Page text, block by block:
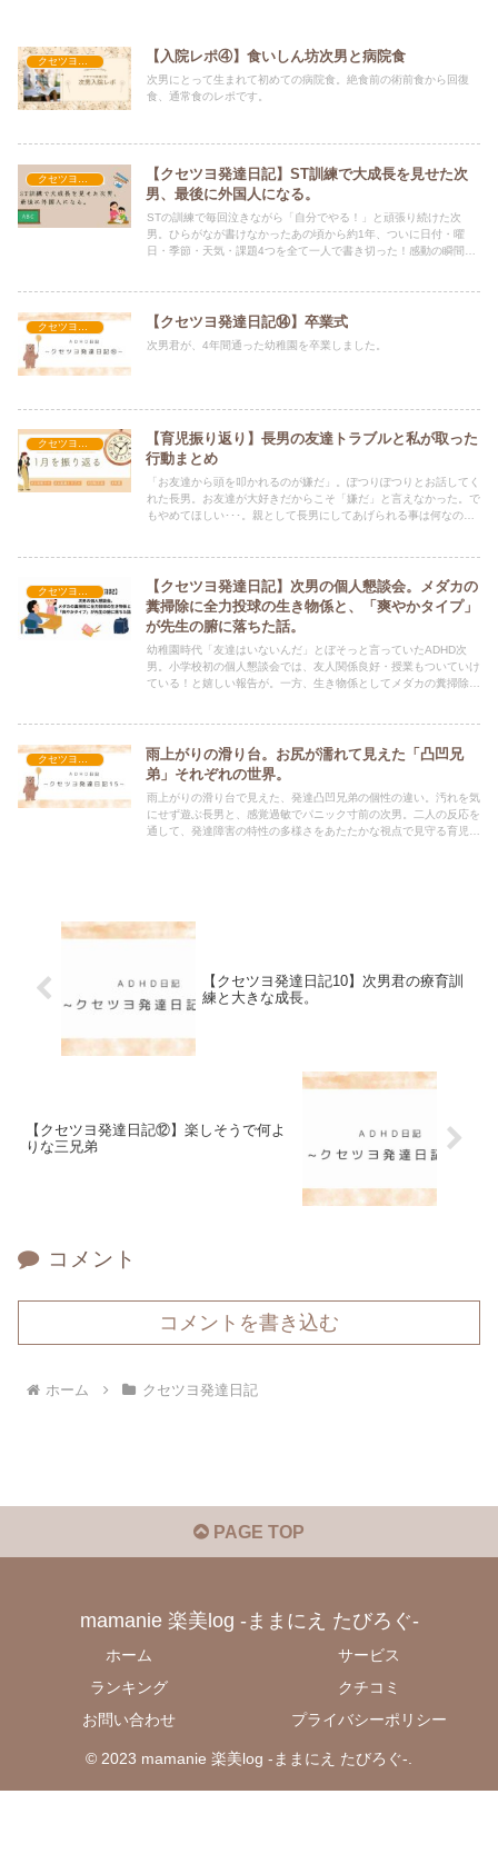
クセツヨ発達日記 【入院レポ④】食いしん坊次男と病院食
次男にとって生まれて初めての病院食。絶食前の術前食から回復
食、通常食のレポです。
【クセツヨ発達日記】ST訓練で大成長を見せた次
男、最後に外国人になる。
STの訓練で毎回泣きながら「自分でやる！」と頑張り続けた次
男。ひらがなが書けなかったあの頃から約1年、ついに日付・曜
日・季節・天気・課題4つを全て一人で書き切った！感動の瞬間…
【クセツヨ発達日記⑭】卒業式
次男君が、4年間通った幼稚園を卒業しました。
クセツヨ発達日記
【育児振り返り】長男の友達トラブルと私が取った
行動まとめ
「お友達から頭を叩かれるのが嫌だ」。ぽつりぽつりとお話してく
れた長男。お友達が大好きだからこそ「嫌だ」と言えなかった。で
もやめてほしい･･･。親として長男にしてあげられる事は何なのだ
クセツヨ発達日記
【クセツヨ発達日記】次男の個人懇談会。メダカの
糞掃除に全力投球の生き物係と、「爽やかタイプ」
が先生の腑に落ちた話。
幼稚園時代「友達はいないんだ」とぼそっと言っていたADHD次
男。小学校初の個人懇談会では、友人関係良好・授業もついていけ
ている！と嬉しい報告が。一方、生き物係としてメダカの糞掃除に
クセツヨ発達日記
雨上がりの滑り台。お尻が濡れて見えた「凸凹兄
弟」それぞれの世界。
雨上がりの滑り台で見えた、発達凸凹兄弟の個性の違い。汚れを気
にせず遊ぶ長男と、感覚過敏でパニック寸前の次男。二人の反応を
通して、発達障害の特性の多様さをあたたかな視点で見守る育児日
【クセツヨ発達日記10】次男君の療育訓
練と大きな成長。
【クセツヨ発達日記⑫】楽しそうで何よ
りな三兄弟
コメント
コメントを書き込む
ホーム クセツヨ発達日記
PAGE TOP
mamanie 楽美log -ままにえ たびろぐ-
ホーム
サービス
ランキング
クチコミ
お問い合わせ
プライバシーポリシー
© 2023 mamanie 楽美log -ままにえ たびろぐ-.